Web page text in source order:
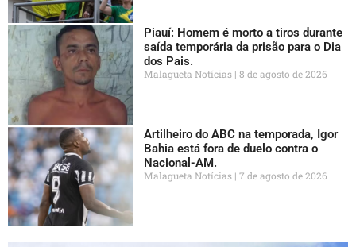
Piauí: Homem é morto a tiros durante
saída temporária da prisão para o Dia
dos Pais.
Malagueta Notícias 8 de agosto de 2026
Artilheiro do ABC na temporada, Igor
Bahia está fora de duelo contra o
Nacional-AM.
Malagueta Notícias 7 de agosto de 2026